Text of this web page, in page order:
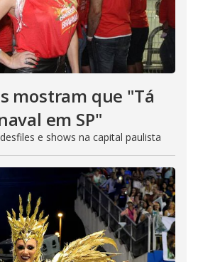
mostram que "Tá
em SP"
e shows na capital paulista